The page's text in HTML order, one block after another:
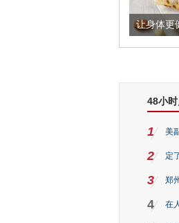
让身体更健康的
48小
1 美
2 定
3 郑
4 在